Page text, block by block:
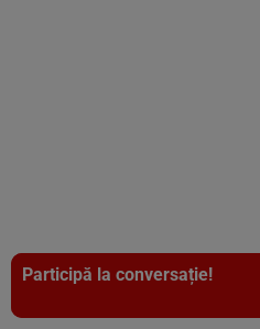
Participă la conversație!